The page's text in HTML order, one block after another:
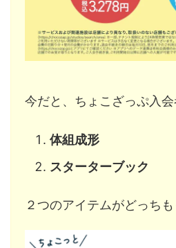
今だと、ちょこざっぷ入
体組成形
スターターブック
２つのアイテムがどっちも